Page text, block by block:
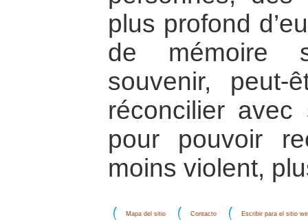
plus profond
de mémoire
souvenir,
réconcilier avec
pour pouvoir
moins violent,
Mapa del sitio Contacto Escribir para el sitio